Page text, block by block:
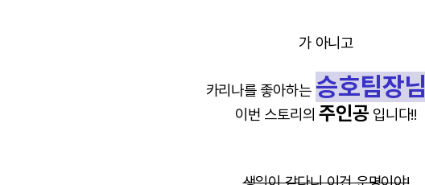
가 아니고
카리나를 좋아하는 승호팀장님
이번 스토리의 주인공 입니다!!